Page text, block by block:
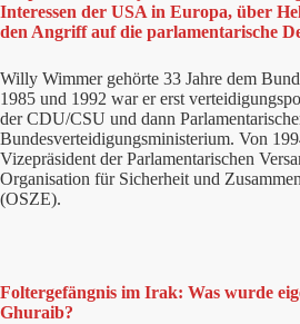
Interessen der USA in Europa, über
den Angriff auf die parlamentarische
Willy Wimmer gehörte 33 Jahre dem
1985 und 1992 war er erst
der CDU/CSU und dann
Bundesverteidigungsministerium. Von
Vizepräsident der Parlamentarischen
Organisation für Sicherheit und
(OSZE).
Foltergefängnis im Irak: Was wurde
Ghuraib?